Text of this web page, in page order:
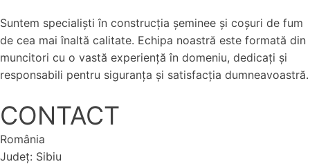
Suntem specialiști în construcția șeminee și coșuri de fum
de cea mai înaltă calitate. Echipa noastră este formată din
muncitori cu o vastă experiență în domeniu, dedicați și
responsabili pentru siguranța și satisfacția dumneavoastră.
CONTACT
România
Județ: Sibiu